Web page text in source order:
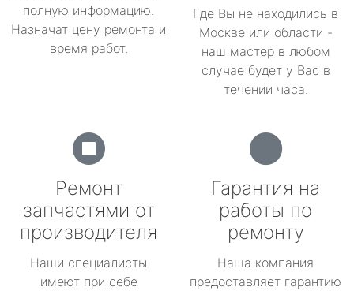
полную информацию.
Назначат цену ремонта и
время работ.
Где Вы не находились в
Москве или области -
наш мастер в любом
случае будет у Вас в
течении часа.
Ремонт
запчастями от
производителя
Наши специалисты
имеют при себе
Гарантия на
работы по
ремонту
Наша компания
предоставляет гарантию